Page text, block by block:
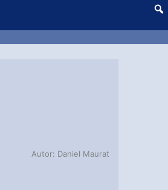
Autor: Daniel Maurat